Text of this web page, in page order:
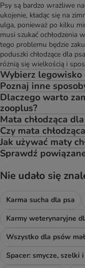
Psy są bardzo wrażliwe
ukojenie, kładąc się na
ulga, ponieważ po kilku
musi szukać ochłodzenia
tego problemu będzie
poduszki chłodzące dla
różnią się wielkością i
Wybierz legowisko
Poznaj inne
Dlaczego warto
zooplus?
Mata chłodząca
Czy mata
Jak używać maty
Sprawdź
Nie udało się
Karma sucha dla psa
Karmy weterynaryjne
Wszystko dla psów
Spacer: smycze, szelki